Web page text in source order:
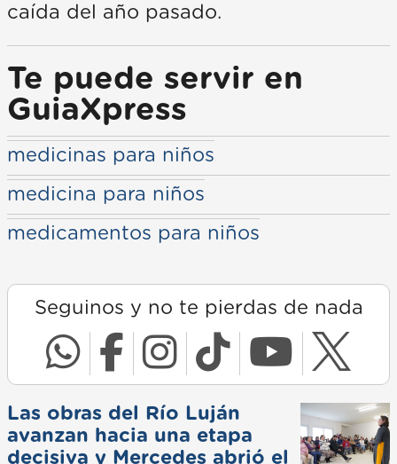
caída del año pasado.
Te puede servir en
GuiaXpress
medicinas para niños
medicina para niños
medicamentos para niños
Seguinos y no te pierdas de nada
Las obras del Río Luján
avanzan hacia una etapa
decisiva y Mercedes abrió el